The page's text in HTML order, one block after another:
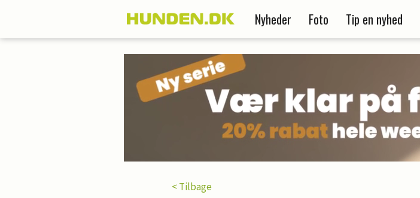
Nyheder Foto Tip en nyhed
< Tilbage